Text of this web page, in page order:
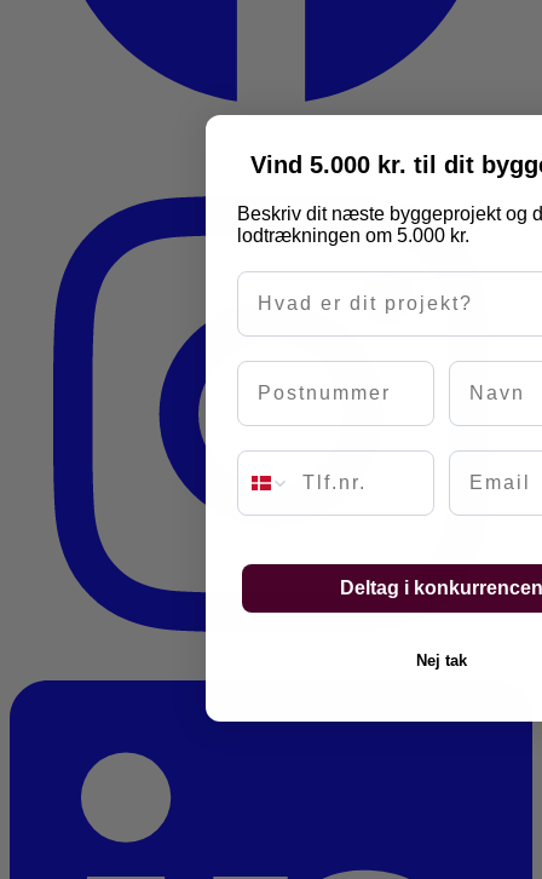
Vind 5.000 kr. til dit
Beskriv dit næste byggeprojekt og
lodtrækningen om 5.000 kr.
Hvad er dit projekt?
Postnummer Navn
Email
Deltag i konkurrencen
Nej tak